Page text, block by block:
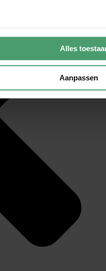
Alles
Aanpassen